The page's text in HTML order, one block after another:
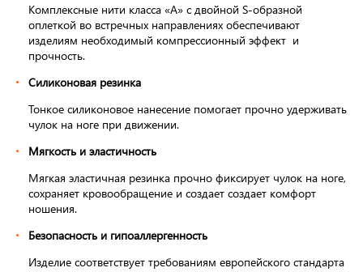
Комплексные нити класса «А» с двойной S-образной
оплеткой во встречных направлениях обеспечивают
изделиям необходимый компрессионный эффект и
прочность.
Силиконовая резинка
Тонкое силиконовое нанесение помогает прочно удерживать
чулок на ноге при движении.
Мягкость и эластичность
Мягкая эластичная резинка прочно фиксирует чулок на ноге,
сохраняет кровообращение и создает создает комфорт
ношения.
Безопасность и гипоаллергенность
Изделие соответствует требованиям европейского стандарта